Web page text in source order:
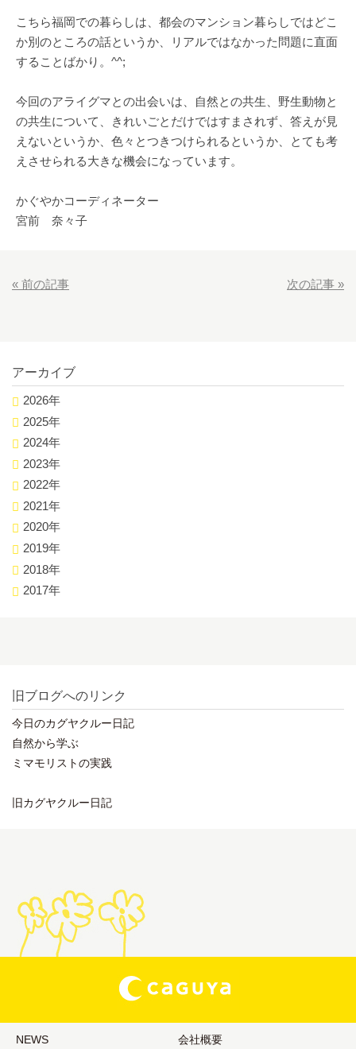
こちら福岡での暮らしは、都会のマンション暮らしではどこ
か別のところの話というか、リアルではなかった問題に直面
することばかり。^^;
今回のアライグマとの出会いは、自然との共生、野生動物と
の共生について、きれいごとだけではすまされず、答えが見
えないというか、色々とつきつけられるというか、とても考
えさせられる大きな機会になっています。
かぐやかコーディネーター
宮前 奈々子
« 前の記事 次の記事 »
アーカイブ
2026年
2025年
2024年
2023年
2022年
2021年
2020年
2019年
2018年
2017年
旧ブログへのリンク
今日のカグヤクルー日記
自然から学ぶ
ミマモリストの実践
旧カグヤクルー日記
NEWS 会社概要